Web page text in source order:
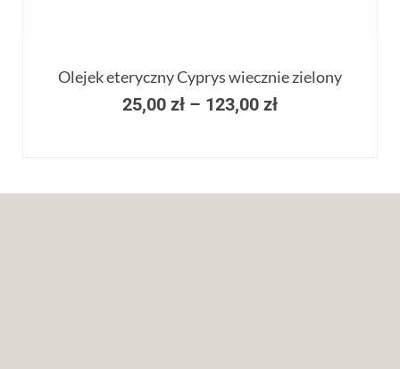
Olejek eteryczny Cyprys wiecznie zielony
25,00 zł – 123,00 zł